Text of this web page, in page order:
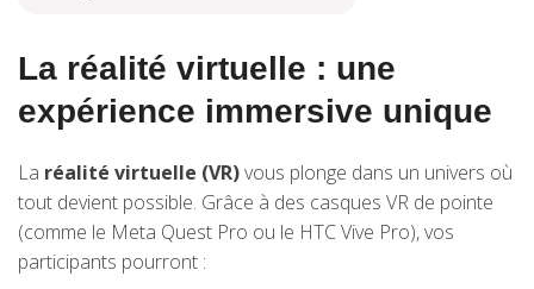
La réalité virtuelle : une
expérience immersive unique
La réalité virtuelle (VR)vous plonge dans un univers où
tout devient possible. Grâce à des casques VR de pointe
(comme le Meta Quest Pro ou le HTC Vive Pro), vos
participants pourront :